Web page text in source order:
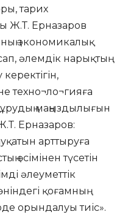
тарих
Ж.Т. Ерназаров
экономикалық
әлемдік нарықтың
техно¬ло¬гияға
маңыздылығын
Ерназаров:
арттыруға
өсімінен түсетін
әлеуметтік
қоғамның
орындалуы тиіс».